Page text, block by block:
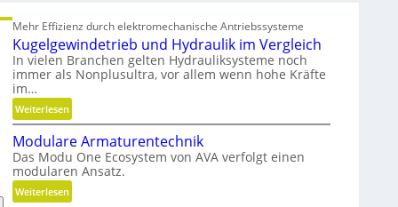
Mehr Effizienz durch elektromechanische Antriebssysteme
Kugelgewindetrieb und Hydraulik im Vergleich
In vielen Branchen gelten Hydrauliksysteme noch
immer als Nonplusultra, vor allem wenn hohe Kräfte
im…
Weiterlesen:
K
u
g
e
l
Modulare Armaturentechnik
Das Modu One Ecosystem von AVA verfolgt einen
modularen Ansatz.
Weiterlesen: